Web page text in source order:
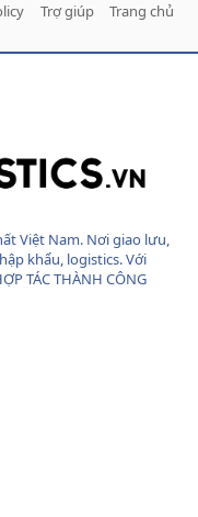
Trợ giúp Trang chủ
Việt Nam. Nơi giao lưu,
khẩu, logistics. Với
TÁC THÀNH CÔNG